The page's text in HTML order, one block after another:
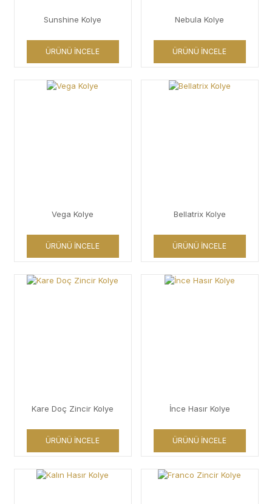
Sunshine Kolye
ÜRÜNÜ İNCELE
Nebula Kolye
ÜRÜNÜ İNCELE
Vega Kolye
ÜRÜNÜ İNCELE
Bellatrix Kolye
ÜRÜNÜ İNCELE
Kare Doç Zincir Kolye
ÜRÜNÜ İNCELE
İnce Hasır Kolye
ÜRÜNÜ İNCELE